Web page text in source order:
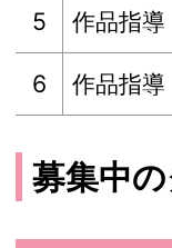
5 作品指導
6 作品指導
募集中